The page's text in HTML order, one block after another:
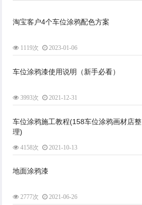
淘宝客户4个车位涂鸦配色方案
1119次 2023-01-06
车位涂鸦漆使用说明（新手必看）
3993次 2021-12-31
车位涂鸦施工教程(158车位涂鸦画材店整
理)
4158次 2021-10-13
地面涂鸦漆
2777次 2021-06-26